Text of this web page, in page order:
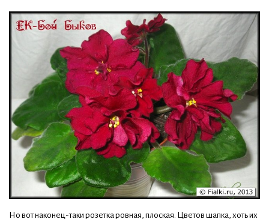
Но вот наконец-таки розетка ровная, плоская. Цветов шапка, хоть их